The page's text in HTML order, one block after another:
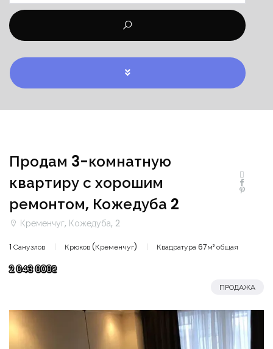
Продам 3-комнатную
квартиру с хорошим
ремонтом, Кожедуба 2
Кременчуг, Кожедуба, 2
1 Санузлов Крюков (Кременчуг) Квадратура 67м² общая
2 043 000₴
ПРОДАЖА